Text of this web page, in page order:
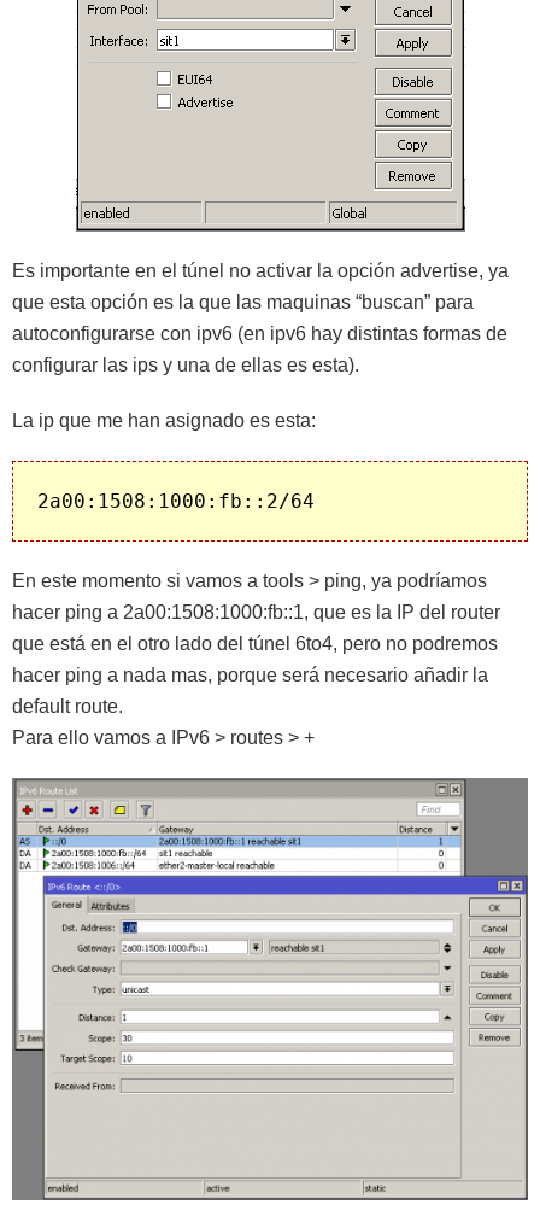
Es importante en el túnel no activar la opción advertise, ya
que esta opción es la que las maquinas “buscan” para
autoconfigurarse con ipv6 (en ipv6 hay distintas formas de
configurar las ips y una de ellas es esta).
La ip que me han asignado es esta:
2a00:1508:1000:fb::2/64
En este momento si vamos a tools > ping, ya podríamos
hacer ping a 2a00:1508:1000:fb::1, que es la IP del router
que está en el otro lado del túnel 6to4, pero no podremos
hacer ping a nada mas, porque será necesario añadir la
default route.
Para ello vamos a IPv6 > routes > +